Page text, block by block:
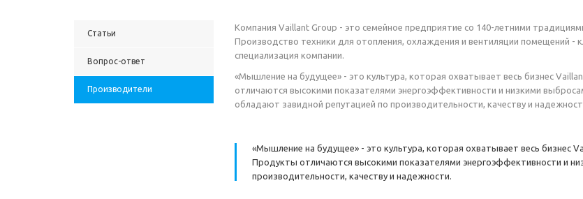
Статьи
Вопрос-ответ
Производители
Компания Vaillant Group - это семейное предприятие со 140-летними
Производство техники для отопления, охлаждения и вентиляции помещений -
специализация компании.
«Мышление на будущее» - это культура, которая охватывает весь бизнес
отличаются высокими показателями энергоэффективности и низкими
обладают завидной репутацией по производительности, качеству и
«Мышление на будущее» - это культура, которая охватывает весь бизнес
Продукты отличаются высокими показателями энергоэффективности и
производительности, качеству и надежности.